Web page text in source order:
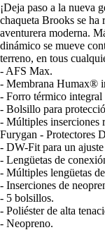
¡Deja paso a la nueva
chaqueta Brooks se ha
aventurera moderna.
dinámico se mueve
terreno, en tous
- AFS Max.
- Membrana Humax®
- Forro térmico integral
- Bolsillo para
- Múltiples inserciones
Furygan - Protectores
- DW-Fit para un
- Lengüetas de
- Múltiples lengüetas
- Inserciones de
- 5 bolsillos.
- Poliéster de alta
- Neopreno.